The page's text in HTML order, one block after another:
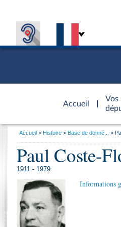
Accueil
d'accueil
Vos
Général
Vous
Accueil Histoire Base de donné...
Paul Coste-
1911 - 1979
Informations